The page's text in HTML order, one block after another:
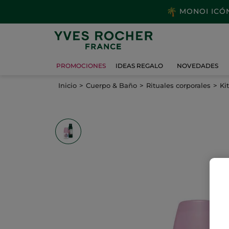
MONOI
PROMOCIONES IDEAS REGALO NOVEDADES
Inicio Cuerpo & Baño Rituales corporales